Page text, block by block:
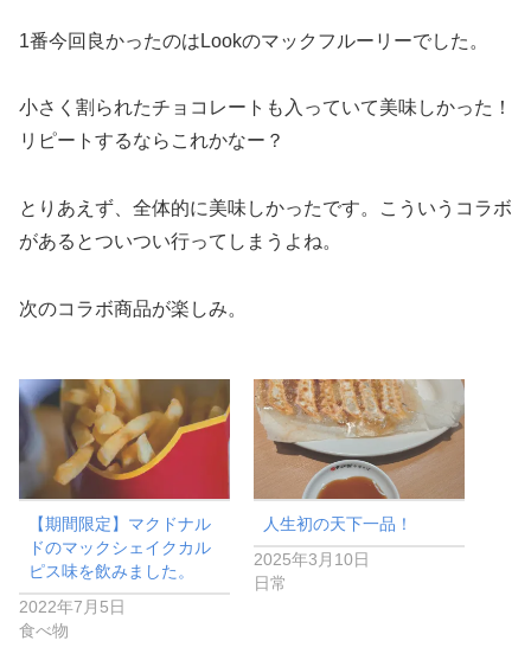
1番今回良かったのはLookのマックフルーリーでした。
小さく割られたチョコレートも入っていて美味しかった！
リピートするならこれかなー？
とりあえず、全体的に美味しかったです。こういうコラボ
があるとついつい行ってしまうよね。
次のコラボ商品が楽しみ。
【期間限定】マクドナル
ドのマックシェイクカル
ピス味を飲みました。
2022年7月5日
食べ物
人生初の天下一品！
2025年3月10日
日常